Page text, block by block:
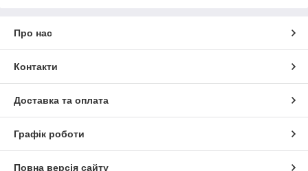
Про нас
Контакти
Доставка та оплата
Графік роботи
Повна версія сайту